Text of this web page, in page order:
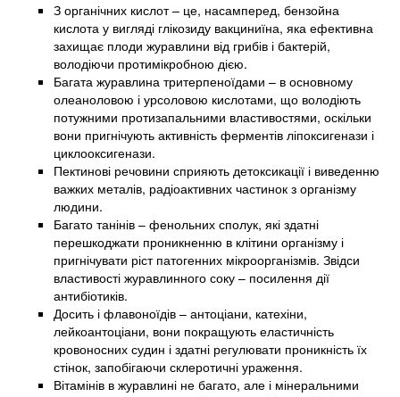
З органічних кислот – це, насамперед, бензойна
кислота у вигляді глікозиду вакциниїна, яка ефективна
захищає плоди журавлини від грибів і бактерій,
володіючи протимікробною дією.
Багата журавлина тритерпеноїдами – в основному
олеаноловою і урсоловою кислотами, що володіють
потужними протизапальними властивостями, оскільки
вони пригнічують активність ферментів ліпоксигенази і
циклооксигенази.
Пектинові речовини сприяють детоксикації і виведенню
важких металів, радіоактивних частинок з організму
людини.
Багато танінів – фенольних сполук, які здатні
перешкоджати проникненню в клітини організму і
пригнічувати ріст патогенних мікроорганізмів. Звідси
властивості журавлинного соку – посилення дії
антибіотиків.
Досить і флавоноїдів – антоціани, катехіни,
лейкоантоціани, вони покращують еластичність
кровоносних судин і здатні регулювати проникність їх
стінок, запобігаючи склеротичні ураження.
Вітамінів в журавлині не багато, але і мінеральними